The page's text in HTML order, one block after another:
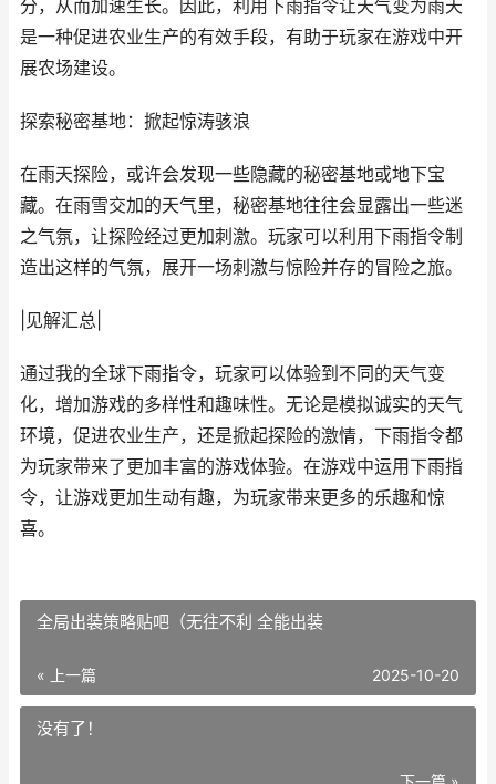
分，从而加速生长。因此，利用下雨指令让天气变为雨天
是一种促进农业生产的有效手段，有助于玩家在游戏中开
展农场建设。
探索秘密基地：掀起惊涛骇浪
在雨天探险，或许会发现一些隐藏的秘密基地或地下宝
藏。在雨雪交加的天气里，秘密基地往往会显露出一些迷
之气氛，让探险经过更加刺激。玩家可以利用下雨指令制
造出这样的气氛，展开一场刺激与惊险并存的冒险之旅。
|见解汇总|
通过我的全球下雨指令，玩家可以体验到不同的天气变
化，增加游戏的多样性和趣味性。无论是模拟诚实的天气
环境，促进农业生产，还是掀起探险的激情，下雨指令都
为玩家带来了更加丰富的游戏体验。在游戏中运用下雨指
令，让游戏更加生动有趣，为玩家带来更多的乐趣和惊
喜。
全局出装策略贴吧（无往不利 全能出装
« 上一篇 2025-10-20
没有了！